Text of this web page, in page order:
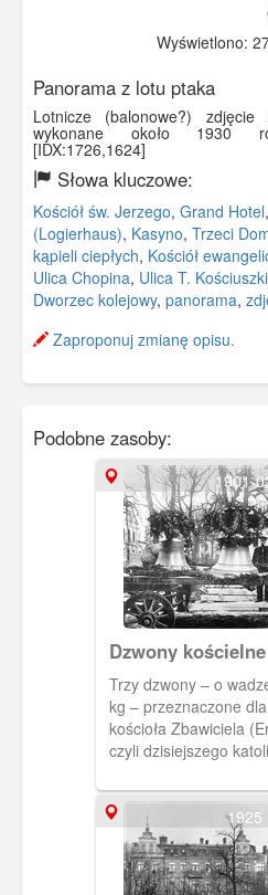
Wyświetlono:
Panorama z lotu ptaka
Lotnicze (balonowe?)
wykonane około 1930
[IDX:1726,1624]
Słowa kluczowe:
Kościół św. Jerzego, Grand Hotel,
(Logierhaus), Kasyno, Trzeci
kąpieli ciepłych, Kościół
Ulica Chopina, Ulica T. Kościuszki
Dworzec kolejowy, panorama,
Zaproponuj zmianę opisu.
Podobne zasoby:
1901-
Dzwony kościelne
Trzy dzwony – o
kg – przeznaczone
kościoła Zbawiciela
czyli dzisiejszego
niemieckie
wszystkich sopockich
zbrojeniowe.
nowe dzwony w 1924
PAN. [IDX:1978,1246]
1925